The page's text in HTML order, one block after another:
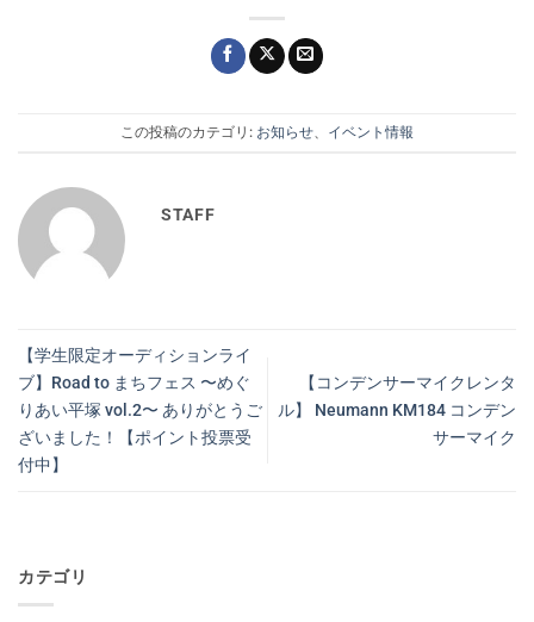
この投稿のカテゴリ: お知らせ イベント情報
STAFF
【学生限定オーディションライ
ブ】Road to まちフェス 〜めぐ
りあい平塚 vol.2〜 ありがとうご
ざいました！【ポイント投票受
付中】
【コンデンサーマイクレンタ
ル】 Neumann KM184 コンデン
サーマイク
カテゴリ